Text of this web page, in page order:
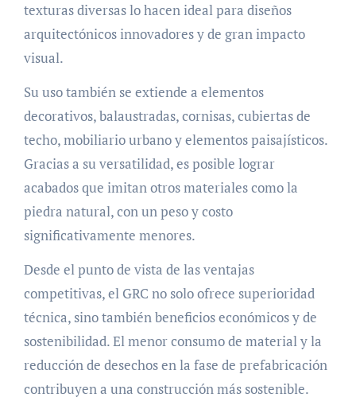
texturas diversas lo hacen ideal para diseños
arquitectónicos innovadores y de gran impacto
visual.
Su uso también se extiende a elementos
decorativos, balaustradas, cornisas, cubiertas de
techo, mobiliario urbano y elementos paisajísticos.
Gracias a su versatilidad, es posible lograr
acabados que imitan otros materiales como la
piedra natural, con un peso y costo
significativamente menores.
Desde el punto de vista de las ventajas
competitivas, el GRC no solo ofrece superioridad
técnica, sino también beneficios económicos y de
sostenibilidad. El menor consumo de material y la
reducción de desechos en la fase de prefabricación
contribuyen a una construcción más sostenible.